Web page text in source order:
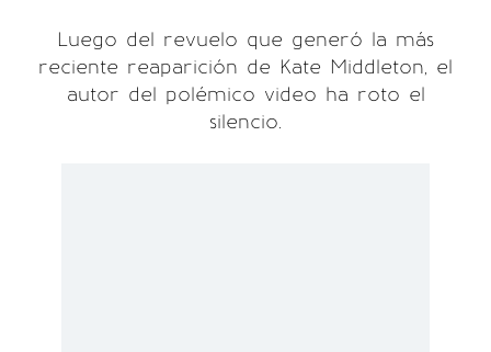
Luego del revuelo que generó la más
reciente reaparición de Kate Middleton, el
autor del polémico video ha roto el
silencio.